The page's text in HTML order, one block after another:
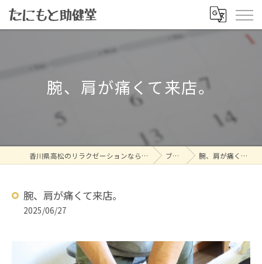
腕、肩が痛くて来店。
香川県高松のリラクゼーションならたにもと助健堂 ブログ 腕、肩が痛くて来店。
腕、肩が痛くて来店。
2025/06/27